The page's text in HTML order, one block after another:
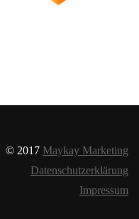
© 2017 Maykay Marketing
Datenschutzerklärung
Impressum